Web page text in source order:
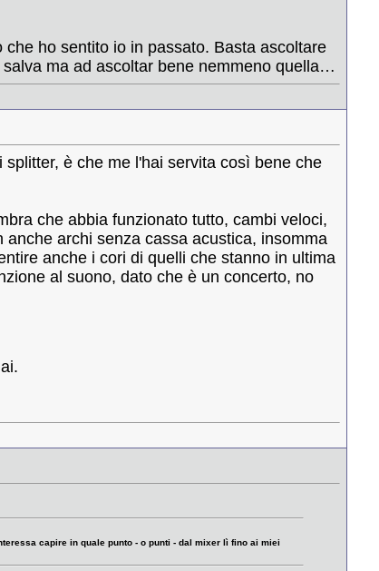
ho sentito io in passato. Basta ascoltare
ma ad ascoltar bene nemmeno quella…
splitter, è che me l'hai servita così bene che
che abbia funzionato tutto, cambi veloci,
archi senza cassa acustica, insomma
anche i cori di quelli che stanno in ultima
al suono, dato che è un concerto, no
capire in quale punto - o punti - dal mixer lì fino ai miei